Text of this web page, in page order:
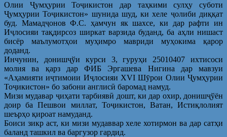
Олии Ҷумҳурии Тоҷикистон дар таҳкими сулҳу суботи
Ҷумҳурии Тоҷикистон» шунида шуд, ки хеле ҷолиби диққат
буд. Мамадҷонов Ф.С. ҳамчун як шахсе, ки дар рафти ин
Иҷлосияи тақдирсоз ширкат варзида буданд, ба аҳли нишаст
бисёр маълумотҳои муҳимро мавриди муҳокима қарор
доданд.
Инчунин, донишҷўи курси 3, гуруҳи 25010407 ихтисоси
молия ва қарз дар ФИБ Эргашева Нигина дар мавзуи
«Аҳамияти иҷтимоии Иҷлосияи XVI Шӯрои Олии Ҷумҳурии
Тоҷикистон» бо забони англисӣ баромад намуд.
Мизи мудавар ҷиҳати тарбиявӣ дошт, ки дар охир, донишҷўён
доир ба Пешвои миллат, Тоҷикистон, Ватан, Истиқлолият
шеърҳо қироат намуданд.
Боиси зикр аст, ки мизи мудаввар хеле хотирмон ва дар сатҳи
баланд ташкил ва баргузор гардид.